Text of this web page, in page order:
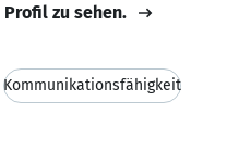
Profil zu sehen.
Kommunikationsfähigkeit